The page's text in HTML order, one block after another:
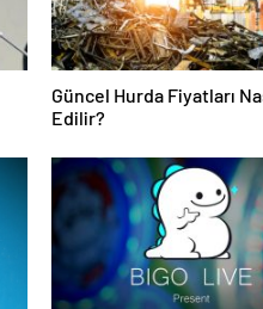
Güncel Hurda Fiyatları
Edilir?